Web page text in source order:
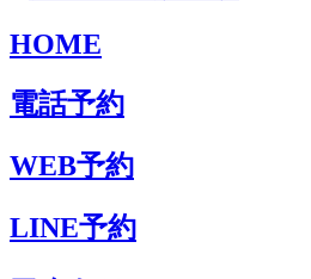
HOME
電話予約
WEB予約
LINE予約